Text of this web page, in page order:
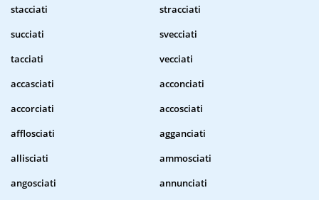
stacciati
stracciati
succiati
svecciati
tacciati
vecciati
accasciati
acconciati
accorciati
accosciati
afflosciati
agganciati
allisciati
ammosciati
angosciati
annunciati